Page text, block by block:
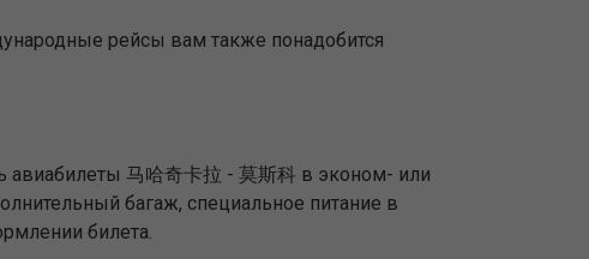
рейсы вам также понадобится
авиабилеты 马哈奇卡拉 - 莫斯科 в эконом- или
багаж, специальное питание в
билета.